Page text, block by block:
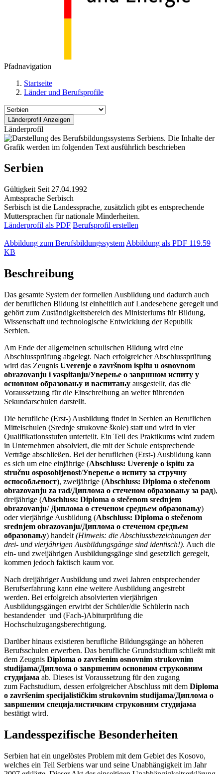
Pfadnavigation
Startseite
Länder und Berufsprofile
Länderprofil
Serbien
Gültigkeit Seit 27.04.1992
Amtssprache Serbisch
Serbisch ist die Landessprache, zusätzlich gibt es entsprechende
Muttersprachen für nationale Minderheiten.
Länderprofil als PDF Berufsprofil erstellen
Abbildung zum Berufsbildungssystem Abbildung als PDF 119.59
KB
Beschreibung
Das gesamte System der formellen Ausbildung und dadurch auch
der beruflichen Bildung ist einheitlich auf Landesebene geregelt und
gehört zum Zuständigkeitsbereich des Ministeriums für Bildung,
Wissenschaft und technologische Entwicklung der Republik
Serbien.
Am Ende der allgemeinen schulischen Bildung wird eine
Abschlussprüfung abgelegt. Nach erfolgreicher Abschlussprüfung
wird das Zeugnis Uverenje o završnom ispitu u osnovnom
obrazovanju i vaspitanju/Уверење о завршном испиту у
основном образовању и васпитању ausgestellt, das die
Voraussetzung für die Einschreibung an weiter führenden
Sekundarschulen darstellt.
Die berufliche (Erst-) Ausbildung findet in Serbien an Beruflichen
Mittelschulen (Srednje strukovne škole) statt und wird in vier
Qualifikationsstufen unterteilt. Ein Teil des Praktikums wird zudem
in Unternehmen absolviert, die mit der Schule entsprechende
Verträge abschließen. Bei der beruflichen (Erst-) Ausbildung kann
es sich um eine einjährige (Abschluss: Uverenje o ispitu za
stručnu osposobljenost/Уверење о испиту за стручну
оспособљеност), zweijährige (Abschluss: Diploma o stečenom
obrazovanju za rad/Диплома о стеченом образовању за рад),
dreijährige (Abschluss: Diploma o stečenom srednjem
obrazovanju/ Диплома о стеченом средњем образовању)
oder vierjährige Ausbildung (Abschluss: Diploma o stečenom
srednjem obrazovanju/Диплома о стеченом средњем
образовању) handelt (Hinweis: die Abschlussbezeichnungen der
drei- und vierjährigen Ausbildungsgänge sind identisch!). Auch die
ein- und zweijährigen Ausbildungsgänge sind gesetzlich geregelt,
kommen jedoch faktisch kaum vor.
Nach dreijähriger Ausbildung und zwei Jahren entsprechender
Berufserfahrung kann eine weitere Ausbildung angestrebt
werden. Bei erfolgreich absolvierten vierjährigen
Ausbildungsgängen erwirbt der Schüler/die Schülerin nach
bestandender und (Fach-)Abiturprüfung die
Hochschulzugangsberechtigung.
Darüber hinaus existieren berufliche Bildungsgänge an höheren
Berufsschulen erwerben. Das berufliche Grundstudium schließt mit
dem Zeugnis Diploma o završenim osnovnim strukovnim
studijama/Диплома о завршеним основним струковним
студијама ab. Dieses ist Voraussetzung für den zugang
zum Fachstudium, dessen erfolgreicher Abschluss mit dem Diploma
o završenim specijalističkim strukovnim studijama/Диплома о
завршеним специјалистичким струковним студијама
bestätigt wird.
Landesspezifische Besonderheiten
Serbien hat ein ungelöstes Problem mit dem Gebiet des Kosovo,
welches ein Teil Serbiens war und seine Unabhängigkeit im Jahr